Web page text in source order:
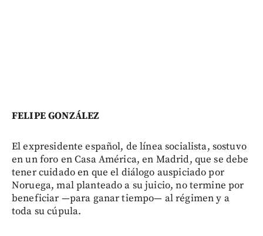
FELIPE GONZÁLEZ
El expresidente español, de línea socialista, sostuvo
en un foro en Casa América, en Madrid, que se debe
tener cuidado en que el diálogo auspiciado por
Noruega, mal planteado a su juicio, no termine por
beneficiar —para ganar tiempo— al régimen y a
toda su cúpula.